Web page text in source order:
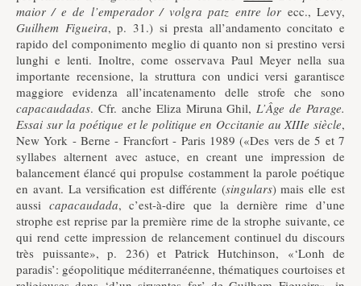
maior / e de l’emperador / volgra patz entre lor ecc., Levy,
Guilhem Figueira, p. 31.) si presta all’andamento concitato e
rapido del componimento meglio di quanto non si prestino versi
lunghi e lenti. Inoltre, come osservava Paul Meyer nella sua
importante recensione, la struttura con undici versi garantisce
maggiore evidenza all’incatenamento delle strofe che sono
capacaudadas. Cfr. anche Eliza Miruna Ghil,L’Âge de Parage.
Essai sur la poétique et le politique en Occitanie au XIIIe siècle,
New York - Berne - Francfort - Paris 1989 («Des vers de 5 et 7
syllabes alternent avec astuce, en creant une impression de
balancement élancé qui propulse costamment la parole poétique
en avant. La versification est différente (singulars) mais elle est
aussi capacaudada, c’est-à-dire que la dernière rime d’une
strophe est reprise par la première rime de la strophe suivante, ce
qui rend cette impression de relancement continuel du discours
très puissante», p. 236) et Patrick Hutchinson, «‘Lonh de
paradis’: géopolitique méditerranéenne, thématiques courtoises et